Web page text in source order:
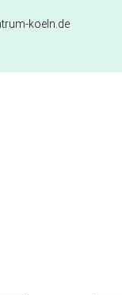
koeln.de